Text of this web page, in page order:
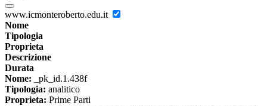
www.icmonteroberto.edu.it
Nome
Tipologia
Proprieta
Descrizione
Durata
Nome: _pk_id.1.438f
Tipologia: analitico
Proprieta: Prime Parti